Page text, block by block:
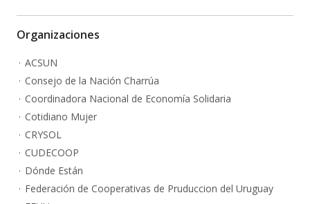
Organizaciones
ACSUN
Consejo de la Nación Charrúa
Coordinadora Nacional de Economía Solidaria
Cotidiano Mujer
CRYSOL
CUDECOOP
Dónde Están
Federación de Cooperativas de Pruduccion del Uruguay